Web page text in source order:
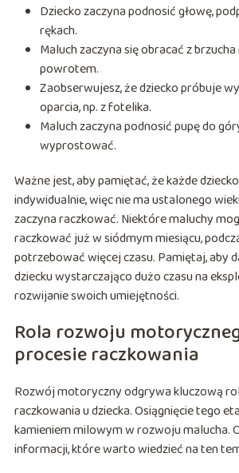
Dziecko zaczyna podnosić głowę,
rękach.
Maluch zaczyna się obracać z
powrotem.
Zaobserwujesz, że dziecko próbuje
oparcia, np. z fotelika.
Maluch zaczyna podnosić pupę do
wyprostować.
Ważne jest, aby pamiętać, że każde
indywidualnie, więc nie ma ustalonego
zaczyna raczkować. Niektóre maluchy
raczkować już w siódmym miesiącu,
potrzebować więcej czasu. Pamiętaj, aby
dziecku wystarczająco dużo czasu na
rozwijanie swoich umiejętności.
Rola rozwoju
procesie raczkowania
Rozwój motoryczny odgrywa kluczową
raczkowania u dziecka. Osiągnięcie tego
kamieniem milowym w rozwoju malucha.
informacji, które warto wiedzieć na ten